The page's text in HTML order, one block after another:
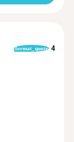
format_quote 4